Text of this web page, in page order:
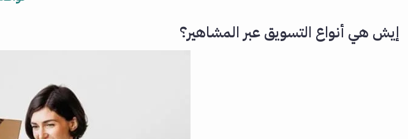
إيش هي أنواع التسويق عبر المشاهير؟